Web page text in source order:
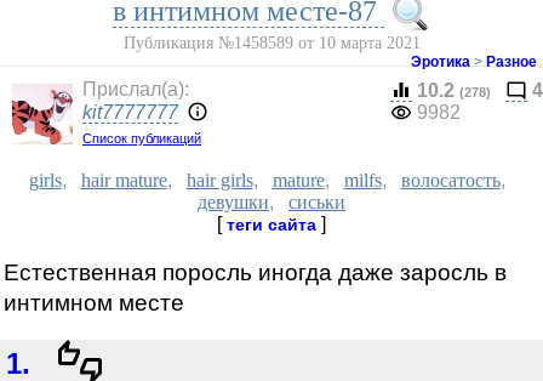
в интимном месте-87
Публикация №1458589 от 10 марта 2021
Эротика > Разное
Прислал(a):
kit7777777
Список публикаций
10.2 (278)
4
9982
girls, hair mature, hair girls, mature, milfs, волосатость,
девушки, сиськи
[теги сайта ]
Естественная поросль иногда даже заросль в
интимном месте
1.